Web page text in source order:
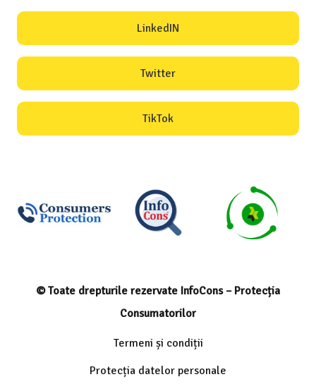
LinkedIN
Twitter
TikTok
© Toate drepturile rezervate InfoCons – Protecția
Consumatorilor
Termeni și condiții
Protecția datelor personale